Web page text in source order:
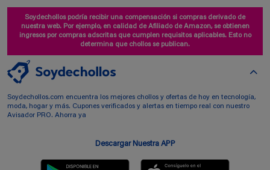
Soydechollos podría recibir una compensación si compras derivado de
nuestra web. Por ejemplo, en calidad de Afiliado de Amazon, se obtienen
ingresos por compras adscritas que cumplen requisitos aplicables. Esto no
determina que chollos se publican.
Soydechollos.com encuentra los mejores chollos y ofertas de hoy en tecnología,
moda, hogar y más. Cupones verificados y alertas en tiempo real con nuestro
Avisador PRO. Ahorra ya
Descargar Nuestra APP